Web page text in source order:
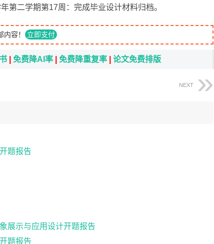
第二学期第17周：完成毕业设计材料归档。
容！ 立即支付
免费降AI率 免费降重复率 论文免费排版
NEXT
题报告
展示与应用设计开题报告
题报告